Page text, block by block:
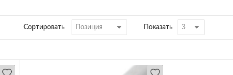
Сортировать Показать